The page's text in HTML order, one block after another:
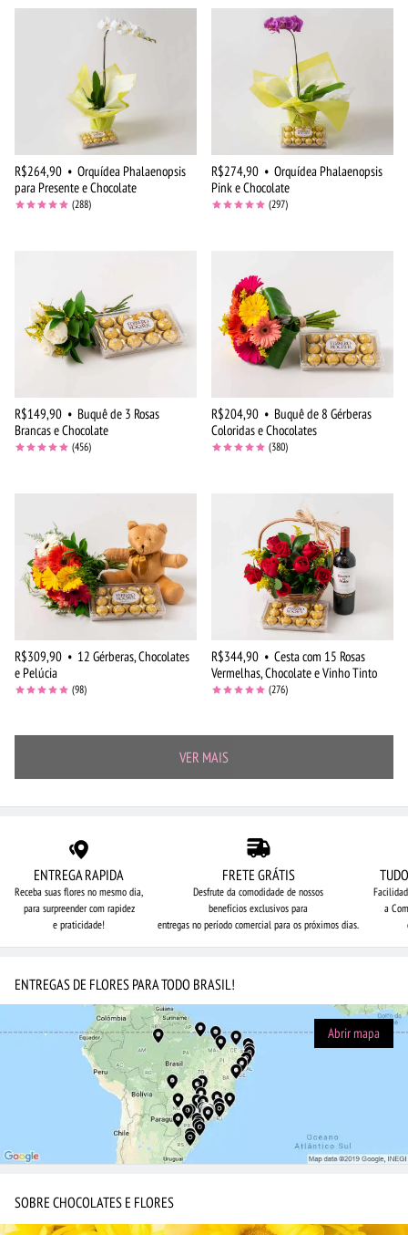
R$264,90 • Orquídea Phalaenopsis
para Presente e Chocolate
(288)
R$274,90 • Orquídea Phalaenopsis
Pink e Chocolate
(297)
R$149,90 • Buquê de 3 Rosas
Brancas e Chocolate
(456)
R$204,90 • Buquê de 8 Gérberas
Coloridas e Chocolates
(380)
R$309,90 • 12 Gérberas, Chocolates
e Pelúcia
(98)
R$344,90 • Cesta com 15 Rosas
Vermelhas, Chocolate e Vinho Tinto
(276)
VER MAIS
ENTREGA RAPIDA
Receba suas flores no mesmo dia,
para surpreender com rapidez
e praticidade!
FRETE GRÁTIS
Desfrute da comodidade de nossos
benefícios exclusivos para
entregas no período comercial para os próximos dias.
a
ENTREGAS DE FLORES PARA TODO BRASIL!
Abrir mapa
SOBRE CHOCOLATES E FLORES